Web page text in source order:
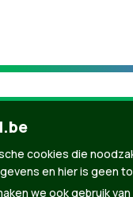
cookies die
en hier is geen
we ook gebruik